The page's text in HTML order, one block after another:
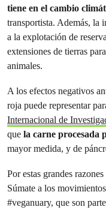
tiene en el cambio
transportista. Además, la
a la explotación de
extensiones de tierras
animales.
A los efectos negativos
roja puede representar
Internacional de
que la carne procesada
mayor medida, y de
Por estas grandes razones
Súmate a los
#veganuary, que son